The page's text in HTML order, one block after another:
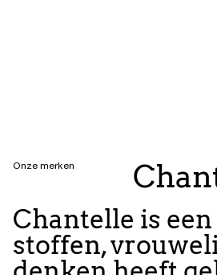
Onze merken
Chantelle is
stoffen,